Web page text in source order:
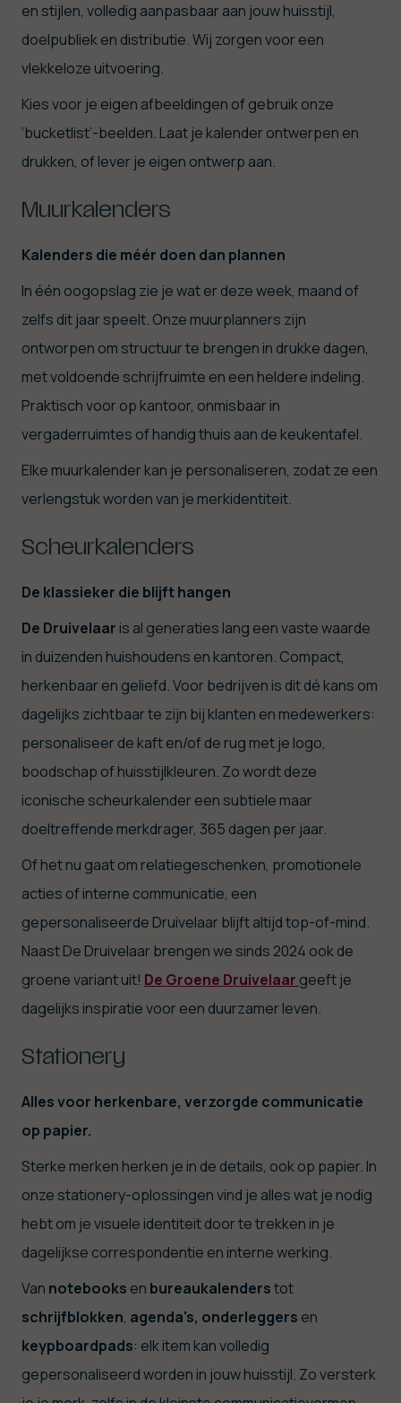
en stijlen, volledig aanpasbaar aan jouw huisstijl,
doelpubliek en distributie. Wij zorgen voor een
vlekkeloze uitvoering.
Kies voor je eigen afbeeldingen of gebruik onze
‘bucketlist’-beelden. Laat je kalender ontwerpen en
drukken, of lever je eigen ontwerp aan.
Muurkalenders
Kalenders die méér doen dan plannen
In één oogopslag zie je wat er deze week, maand of
zelfs dit jaar speelt. Onze muurplanners zijn
ontworpen om structuur te brengen in drukke dagen,
met voldoende schrijfruimte en een heldere indeling.
Praktisch voor op kantoor, onmisbaar in
vergaderruimtes of handig thuis aan de keukentafel.
Elke muurkalender kan je personaliseren, zodat ze een
verlengstuk worden van je merkidentiteit.
Scheurkalenders
De klassieker die blijft hangen
De Druivelaar is al generaties lang een vaste waarde
in duizenden huishoudens en kantoren. Compact,
herkenbaar en geliefd. Voor bedrijven is dit dé kans om
dagelijks zichtbaar te zijn bij klanten en medewerkers:
personaliseer de kaft en/of de rug met je logo,
boodschap of huisstijlkleuren. Zo wordt deze
iconische scheurkalender een subtiele maar
doeltreffende merkdrager, 365 dagen per jaar.
Of het nu gaat om relatiegeschenken, promotionele
acties of interne communicatie, een
gepersonaliseerde Druivelaar blijft altijd top-of-mind.
Naast De Druivelaar brengen we sinds 2024 ook de
groene variant uit! De Groene Druivelaar geeft je
dagelijks inspiratie voor een duurzamer leven.
Stationery
Alles voor herkenbare, verzorgde communicatie
op papier.
Sterke merken herken je in de details, ook op papier. In
onze stationery-oplossingen vind je alles wat je nodig
hebt om je visuele identiteit door te trekken in je
dagelijkse correspondentie en interne werking.
Van notebooks en bureaukalenderstot
schrijfblokken, agenda's, onderleggers en
keypboardpads: elk item kan volledig
gepersonaliseerd worden in jouw huisstijl. Zo versterk